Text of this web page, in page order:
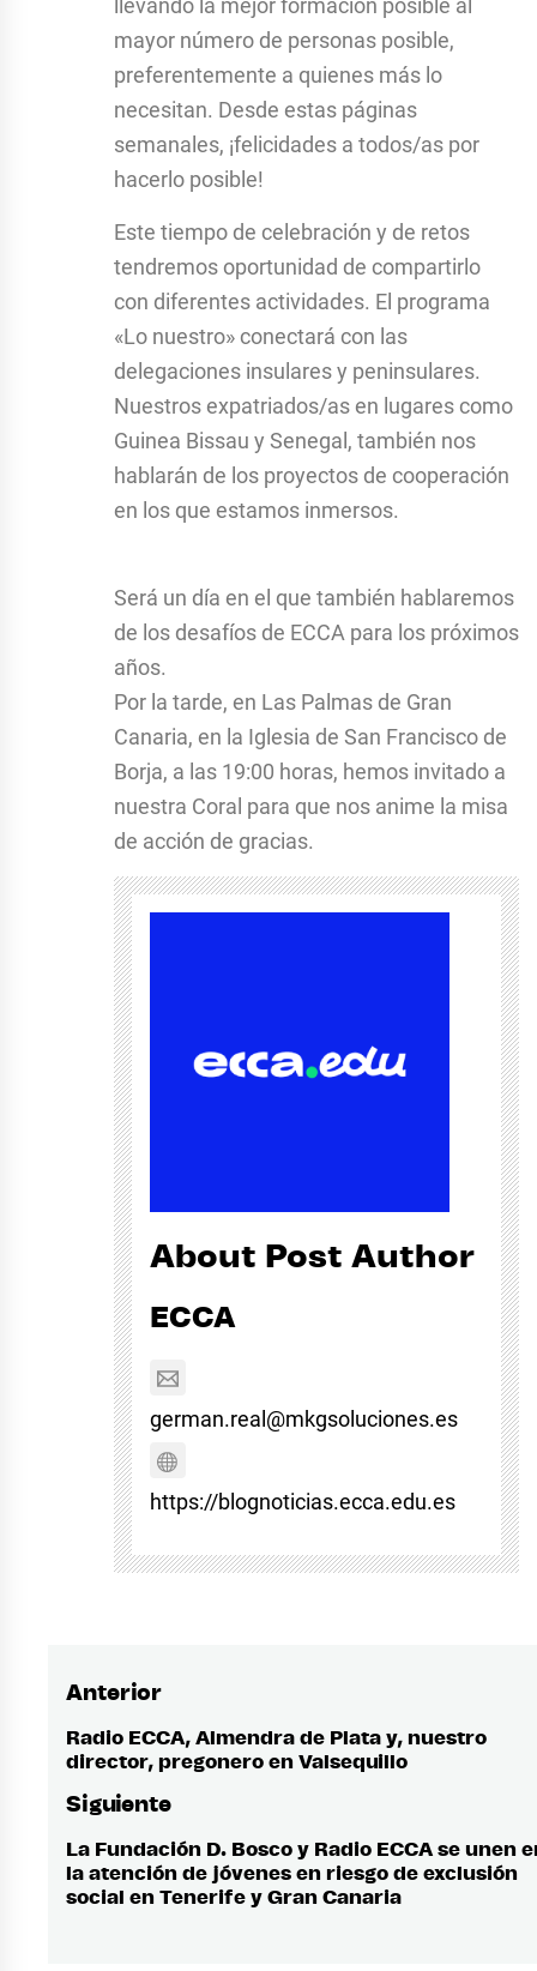
llevando la mejor formación posible al
mayor número de personas posible,
preferentemente a quienes más lo
necesitan. Desde estas páginas
semanales, ¡felicidades a todos/as por
hacerlo posible!
Este tiempo de celebración y de retos
tendremos oportunidad de compartirlo
con diferentes actividades. El programa
«Lo nuestro» conectará con las
delegaciones insulares y peninsulares.
Nuestros expatriados/as en lugares como
Guinea Bissau y Senegal, también nos
hablarán de los proyectos de cooperación
en los que estamos inmersos.
Será un día en el que también hablaremos
de los desafíos de ECCA para los próximos
años.
Por la tarde, en Las Palmas de Gran
Canaria, en la Iglesia de San Francisco de
Borja, a las 19:00 horas, hemos invitado a
nuestra Coral para que nos anime la misa
de acción de gracias.
About Post Author
ECCA
german.real@mkgsoluciones.es
https://blognoticias.ecca.edu.es
Navegación
de
Anterior
Entrada
anterior:
Radio ECCA, Almendra de Plata y, nuestro
director, pregonero en Valsequillo
Siguiente
Entrada
siguiente:
La Fundación D. Bosco y Radio ECCA se unen
la atención de jóvenes en riesgo de exclusión
social en Tenerife y Gran Canaria